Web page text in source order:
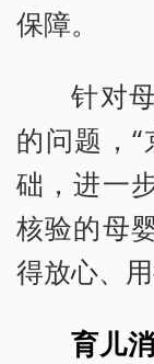
保障。
针对
的问题，
础，进一
核验的母
得放心、用
育儿